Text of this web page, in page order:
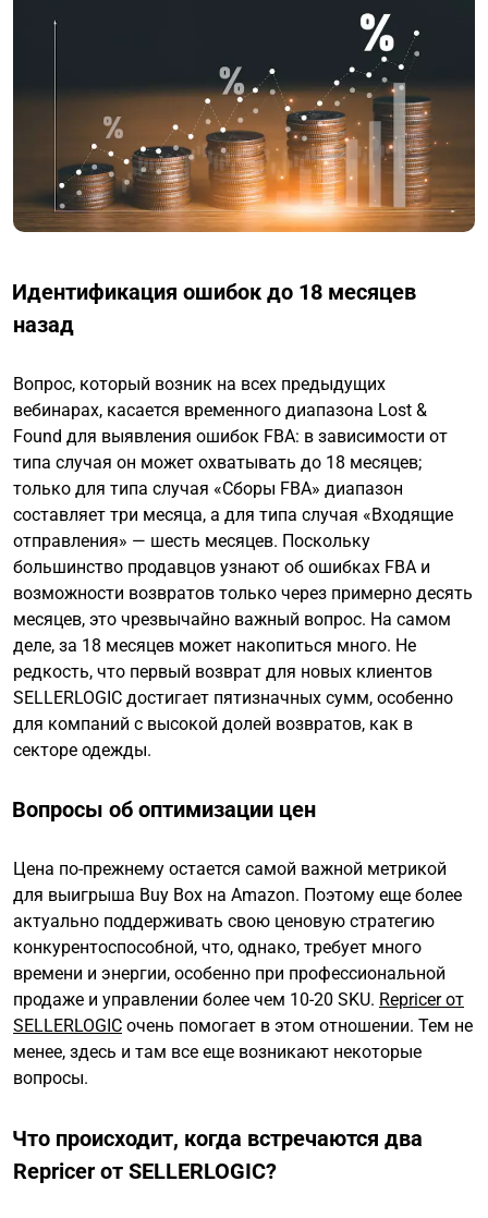
Идентификация ошибок до 18 месяцев
назад
Вопрос, который возник на всех предыдущих
вебинарах, касается временного диапазона Lost &
Found для выявления ошибок FBA: в зависимости от
типа случая он может охватывать до 18 месяцев;
только для типа случая «Сборы FBA» диапазон
составляет три месяца, а для типа случая «Входящие
отправления» — шесть месяцев. Поскольку
большинство продавцов узнают об ошибках FBA и
возможности возвратов только через примерно десять
месяцев, это чрезвычайно важный вопрос. На самом
деле, за 18 месяцев может накопиться много. Не
редкость, что первый возврат для новых клиентов
SELLERLOGIC достигает пятизначных сумм, особенно
для компаний с высокой долей возвратов, как в
секторе одежды.
Вопросы об оптимизации цен
Цена по-прежнему остается самой важной метрикой
для выигрыша Buy Box на Amazon. Поэтому еще более
актуально поддерживать свою ценовую стратегию
конкурентоспособной, что, однако, требует много
времени и энергии, особенно при профессиональной
продаже и управлении более чем 10-20 SKU. Repricer от
SELLERLOGIC очень помогает в этом отношении. Тем не
менее, здесь и там все еще возникают некоторые
вопросы.
Что происходит, когда встречаются два
Repricer от SELLERLOGIC?